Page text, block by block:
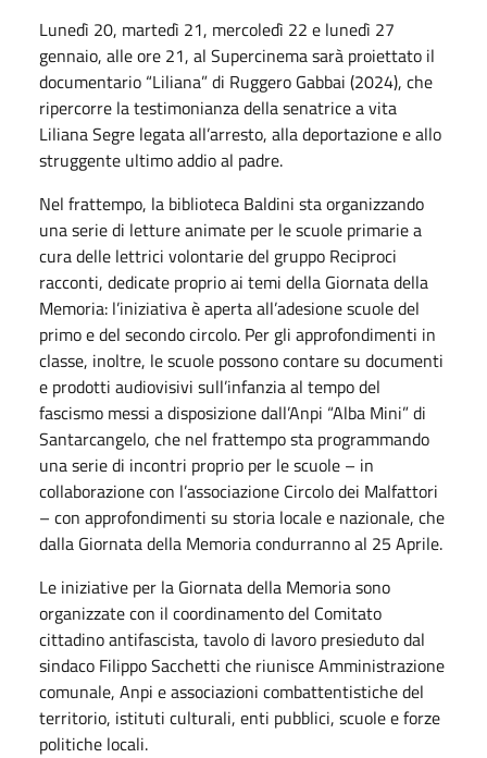
Lunedì 20, martedì 21, mercoledì 22 e lunedì 27
gennaio, alle ore 21, al Supercinema sarà proiettato il
documentario “Liliana” di Ruggero Gabbai (2024), che
ripercorre la testimonianza della senatrice a vita
Liliana Segre legata all’arresto, alla deportazione e allo
struggente ultimo addio al padre.
Nel frattempo, la biblioteca Baldini sta organizzando
una serie di letture animate per le scuole primarie a
cura delle lettrici volontarie del gruppo Reciproci
racconti, dedicate proprio ai temi della Giornata della
Memoria: l’iniziativa è aperta all’adesione scuole del
primo e del secondo circolo. Per gli approfondimenti in
classe, inoltre, le scuole possono contare su documenti
e prodotti audiovisivi sull’infanzia al tempo del
fascismo messi a disposizione dall’Anpi “Alba Mini” di
Santarcangelo, che nel frattempo sta programmando
una serie di incontri proprio per le scuole – in
collaborazione con l’associazione Circolo dei Malfattori
– con approfondimenti su storia locale e nazionale, che
dalla Giornata della Memoria condurranno al 25 Aprile.
Le iniziative per la Giornata della Memoria sono
organizzate con il coordinamento del Comitato
cittadino antifascista, tavolo di lavoro presieduto dal
sindaco Filippo Sacchetti che riunisce Amministrazione
comunale, Anpi e associazioni combattentistiche del
territorio, istituti culturali, enti pubblici, scuole e forze
politiche locali.